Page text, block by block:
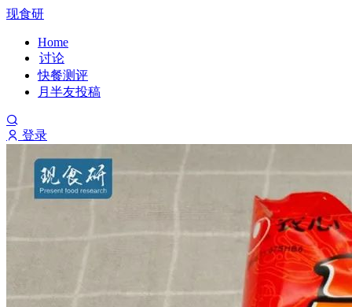
现食研
Home
讨论
快餐测评
月半友投稿
登录